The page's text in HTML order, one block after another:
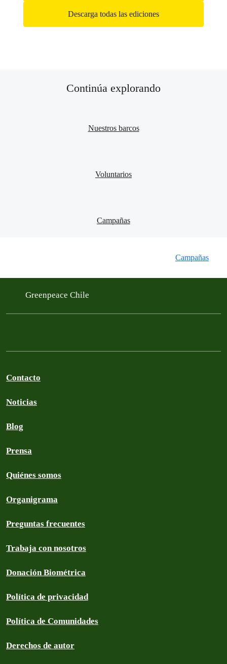
Descarga todas las ediciones
Continúa explorando
Nuestros barcos
Voluntarios
Campañas
Campañas
Greenpeace Chile
Contacto
Noticias
Blog
Prensa
Quiénes somos
Organigrama
Preguntas frecuentes
Trabaja con nosotros
Donación Biométrica
Política de privacidad
Política de Comunidades
Derechos de autor